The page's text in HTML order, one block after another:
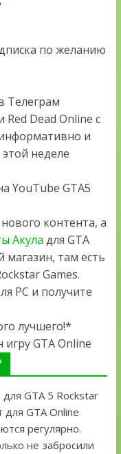
по желанию
Телеграм
Dead Online с
и
неделе
YouTube GTA5
контента, а
Акула для GTA
магазин, там есть
Games.
PC и получите
лучшего!*
GTA Online
GTA 5 Rockstar
GTA Online
регулярно.
не забросили